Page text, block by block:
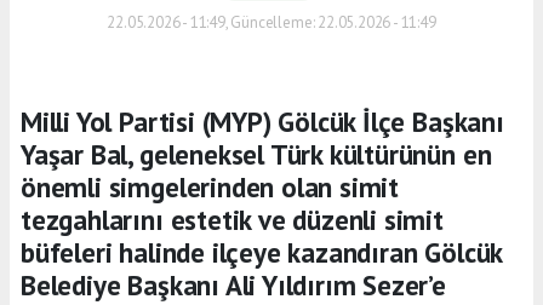
22.05.2026 - 11:49, Güncelleme: 22.05.2026 - 11:49
Milli Yol Partisi (MYP) Gölcük İlçe Başkanı
Yaşar Bal, geleneksel Türk kültürünün en
önemli simgelerinden olan simit
tezgahlarını estetik ve düzenli simit
büfeleri halinde ilçeye kazandıran Gölcük
Belediye Başkanı Ali Yıldırım Sezer’e